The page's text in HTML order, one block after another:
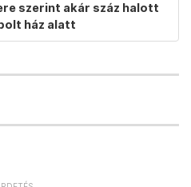
szerint akár száz halott
ház alatt